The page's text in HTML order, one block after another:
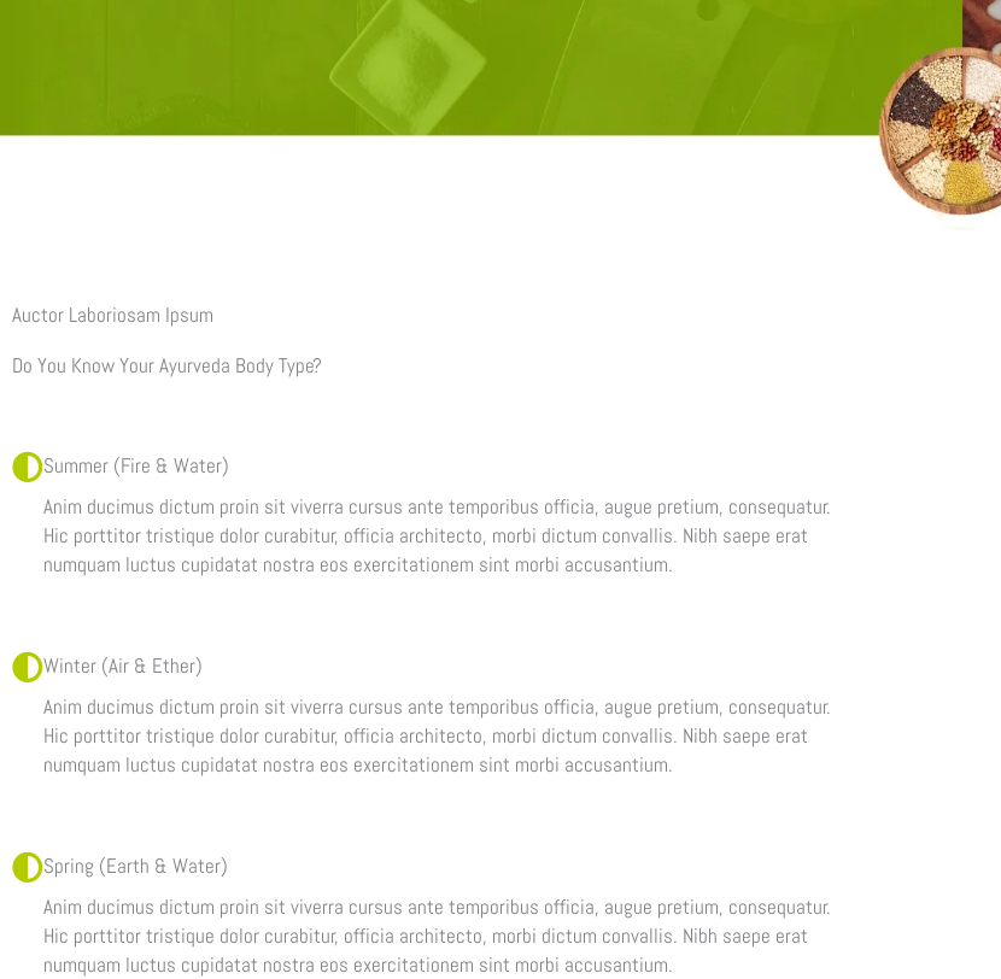
Auctor Laboriosam Ipsum
Do You Know Your Ayurveda Body Type?
Summer (Fire & Water)
Anim ducimus dictum proin sit viverra cursus ante temporibus officia, augue pretium, consequatur.
Hic porttitor tristique dolor curabitur, officia architecto, morbi dictum convallis. Nibh saepe erat
numquam luctus cupidatat nostra eos exercitationem sint morbi accusantium.
Winter (Air & Ether)
Anim ducimus dictum proin sit viverra cursus ante temporibus officia, augue pretium, consequatur.
Hic porttitor tristique dolor curabitur, officia architecto, morbi dictum convallis. Nibh saepe erat
numquam luctus cupidatat nostra eos exercitationem sint morbi accusantium.
Spring (Earth & Water)
Anim ducimus dictum proin sit viverra cursus ante temporibus officia, augue pretium, consequatur.
Hic porttitor tristique dolor curabitur, officia architecto, morbi dictum convallis. Nibh saepe erat
numquam luctus cupidatat nostra eos exercitationem sint morbi accusantium.